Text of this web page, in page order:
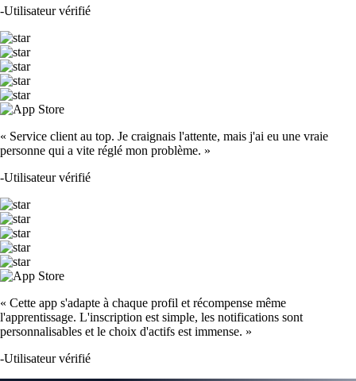
-Utilisateur vérifié
« Service client au top. Je craignais l'attente, mais j'ai eu une vraie
personne qui a vite réglé mon problème. »
-Utilisateur vérifié
« Cette app s'adapte à chaque profil et récompense même
l'apprentissage. L'inscription est simple, les notifications sont
personnalisables et le choix d'actifs est immense. »
-Utilisateur vérifié